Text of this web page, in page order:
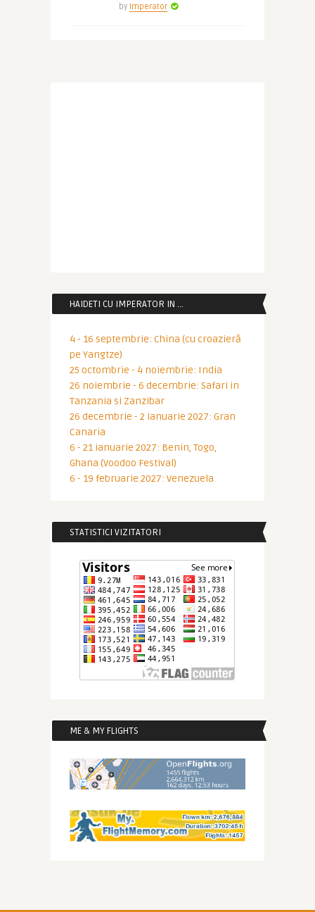
by Imperator
HAIDETI CU IMPERATOR IN …
4 - 16 septembrie: China (cu croazieră
pe Yangtze)
25 octombrie - 4 noiembrie: India
26 noiembrie - 6 decembrie: Safari in
Tanzania si Zanzibar
26 decembrie - 2 ianuarie 2027: Gran
Canaria
6 - 21 ianuarie 2027: Benin, Togo,
Ghana (Voodoo Festival)
6 - 19 februarie 2027: Venezuela
STATISTICI VIZITATORI
ME & MY FLIGHTS